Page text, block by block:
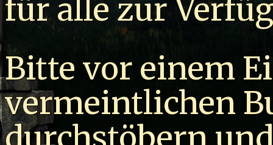
für alle zur
Bitte vor einem
vermeintlichen